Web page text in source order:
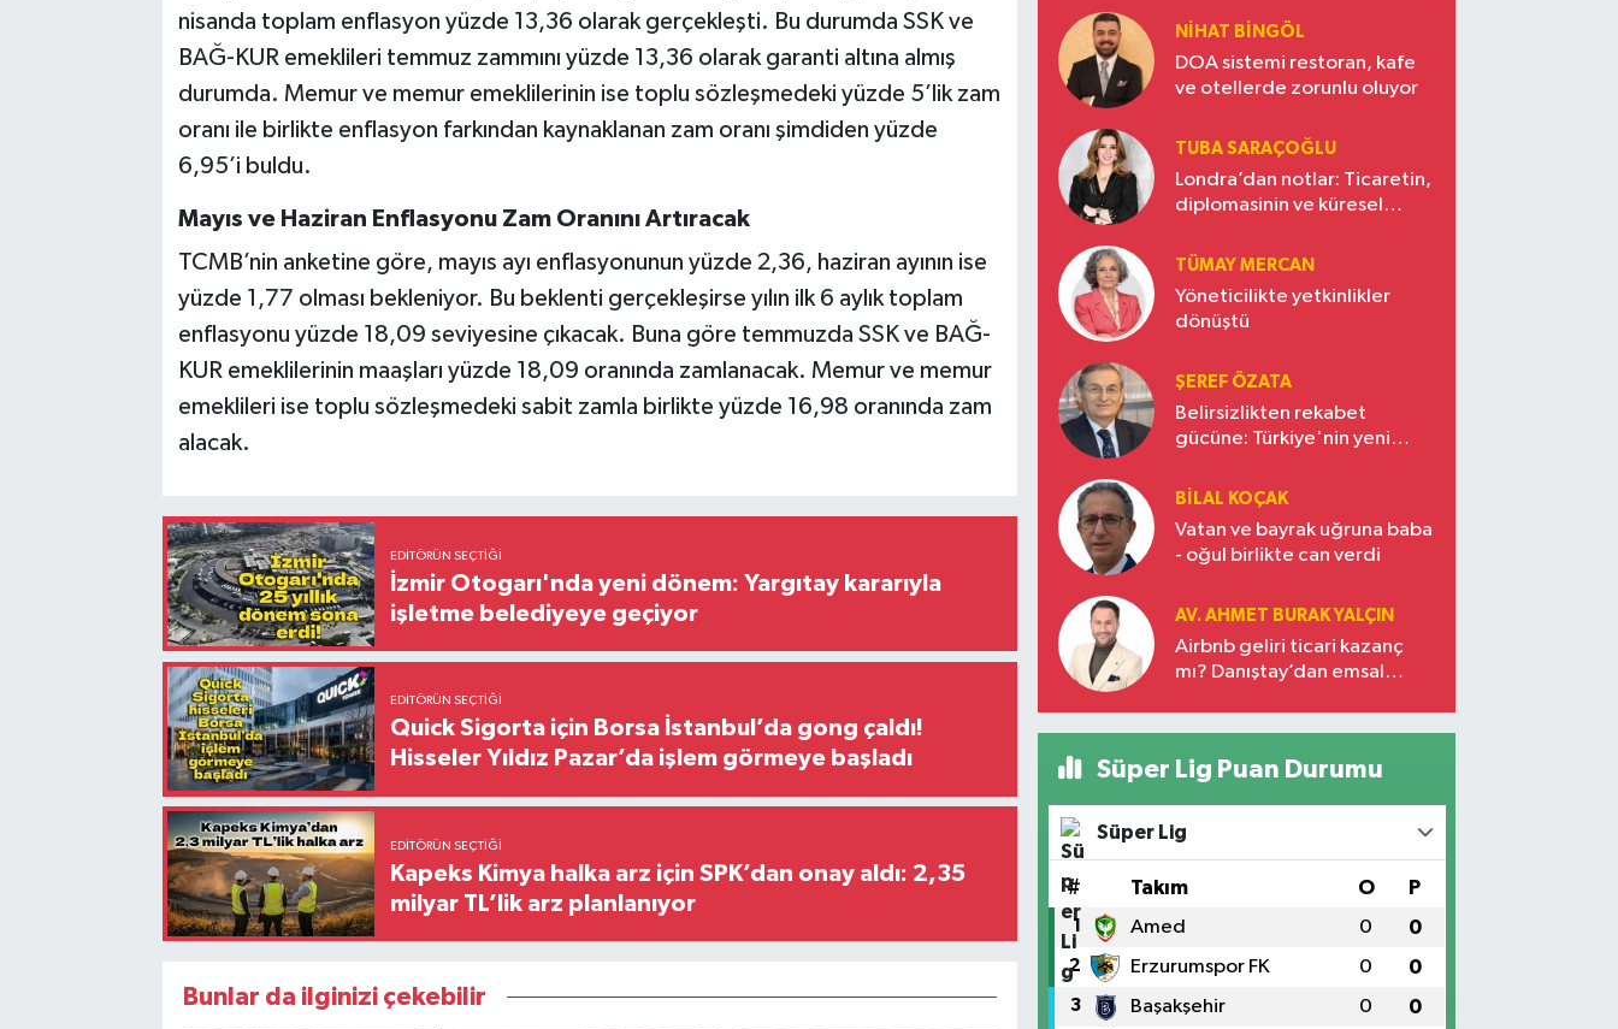
nisanda toplam enflasyon yüzde 13,36 olarak gerçekleşti. Bu durumda SSK ve
BAĞ-KUR emeklileri temmuz zammını yüzde 13,36 olarak garanti altına almış
durumda. Memur ve memur emeklilerinin ise toplu sözleşmedeki yüzde 5’lik zam
oranı ile birlikte enflasyon farkından kaynaklanan zam oranı şimdiden yüzde
6,95’i buldu.
Mayıs ve Haziran Enflasyonu Zam Oranını Artıracak
TCMB’nin anketine göre, mayıs ayı enflasyonunun yüzde 2,36, haziran ayının ise
yüzde 1,77 olması bekleniyor. Bu beklenti gerçekleşirse yılın ilk 6 aylık toplam
enflasyonu yüzde 18,09 seviyesine çıkacak. Buna göre temmuzda SSK ve BAĞ-
KUR emeklilerinin maaşları yüzde 18,09 oranında zamlanacak. Memur ve memur
emeklileri ise toplu sözleşmedeki sabit zamla birlikte yüzde 16,98 oranında zam
alacak.
EDITÖRÜN SEÇTIĞI
İzmir Otogarı'nda yeni dönem: Yargıtay kararıyla
işletme belediyeye geçiyor
EDITÖRÜN SEÇTIĞI
Quick Sigorta için Borsa İstanbul’da gong çaldı!
Hisseler Yıldız Pazar’da işlem görmeye başladı
EDITÖRÜN SEÇTIĞI
Kapeks Kimya halka arz için SPK’dan onay aldı: 2,35
milyar TL’lik arz planlanıyor
Bunlar da ilginizi çekebilir
NIHAT BINGÖL
DOA sistemi restoran, kafe
ve otellerde zorunlu oluyor
TUBA SARAÇOĞLU
Londra’dan notlar: Ticaretin,
diplomasinin ve küresel
Türkiye’nin yükselen gücü
TÜMAY MERCAN
Yöneticilikte yetkinlikler
dönüştü
ŞEREF ÖZATA
Belirsizlikten rekabet
gücüne: Türkiye'nin yeni
BILAL KOÇAK
Vatan ve bayrak uğruna baba
- oğul birlikte can verdi
AV. AHMET BURAK YALÇIN
Airbnb geliri ticari kazanç
mı? Danıştay’dan emsal
Süper Lig Puan Durumu
Süper Lig
# Takım O P
1 Amed 0 0
2 Erzurumspor FK 0 0
3 Başakşehir 0 0